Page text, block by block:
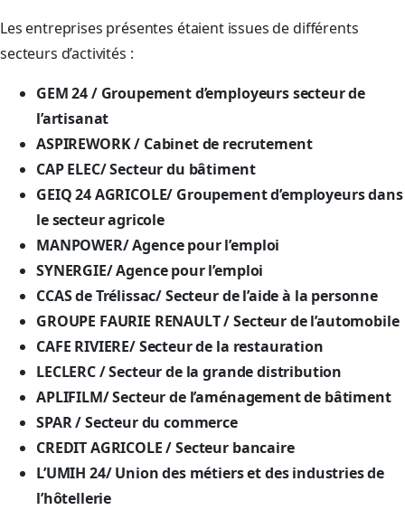
Les entreprises présentes étaient issues de différents
secteurs d’activités :
GEM 24 / Groupement d’employeurs secteur de
l’artisanat
ASPIREWORK / Cabinet de recrutement
CAP ELEC/ Secteur du bâtiment
GEIQ 24 AGRICOLE/ Groupement d’employeurs dans
le secteur agricole
MANPOWER/ Agence pour l’emploi
SYNERGIE/ Agence pour l’emploi
CCAS de Trélissac/ Secteur de l’aide à la personne
GROUPE FAURIE RENAULT / Secteur de l’automobile
CAFE RIVIERE/ Secteur de la restauration
LECLERC / Secteur de la grande distribution
APLIFILM/ Secteur de l’aménagement de bâtiment
SPAR / Secteur du commerce
CREDIT AGRICOLE / Secteur bancaire
L’UMIH 24/ Union des métiers et des industries de
l’hôtellerie